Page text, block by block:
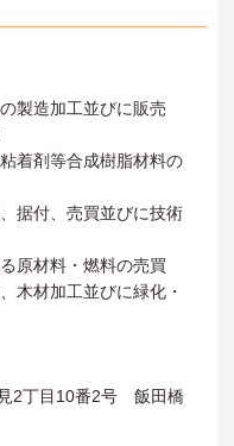
製造加工並びに販売
着剤等合成樹脂材料の
据付、売買並びに技術
原材料・燃料の売買
木材加工並びに緑化・
2丁目10番2号 飯田橋